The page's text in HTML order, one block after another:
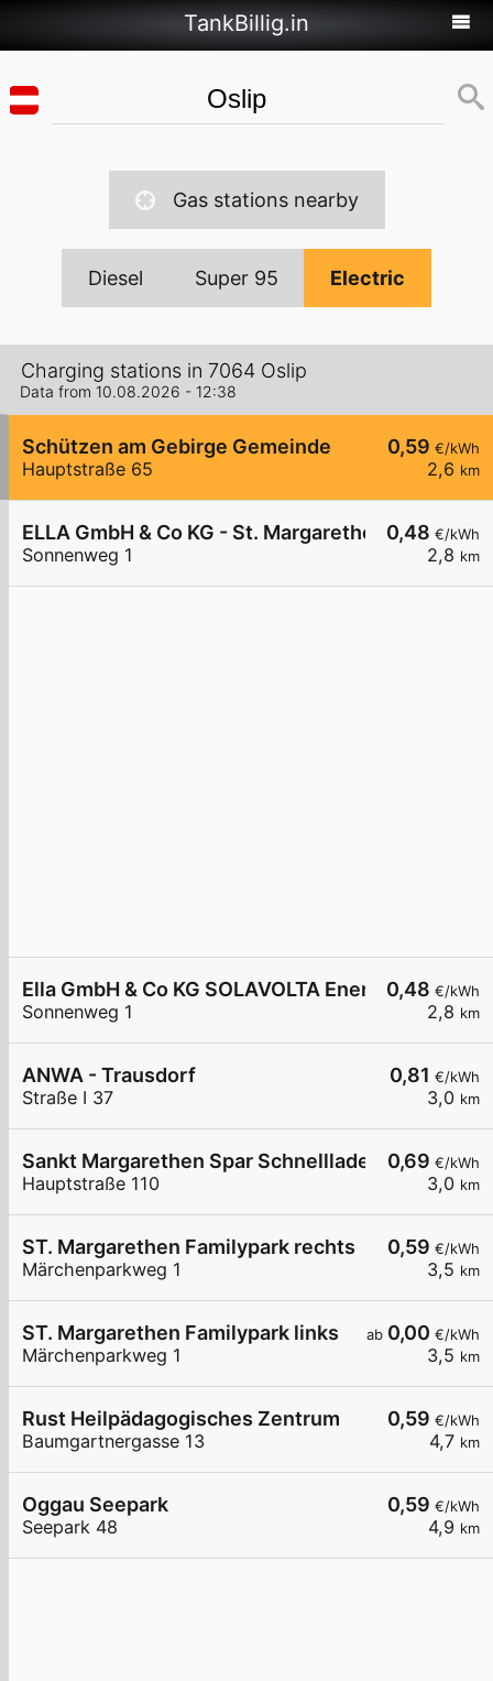
TankBillig.in
Gas stations nearby
Diesel Super 95 Electric
Charging stations in 7064 Oslip
Data from 10.08.2026 - 12:38
0,59 €/kWh
2,6 km
Schützen am Gebirge Gemeinde
Hauptstraße 65
0,48 €/kWh
2,8 km
ELLA GmbH & Co KG - St. Margarethen - Solavolta
Sonnenweg 1
0,48 €/kWh
2,8 km
Ella GmbH & Co KG SOLAVOLTA Energie- und
Sonnenweg 1
0,81 €/kWh
3,0 km
ANWA - Trausdorf
Straße I 37
0,69 €/kWh
3,0 km
Sankt Margarethen Spar Schnelllader DC150
Hauptstraße 110
0,59 €/kWh
3,5 km
ST. Margarethen Familypark rechts
Märchenparkweg 1
ab 0,00 €/kWh
3,5 km
ST. Margarethen Familypark links
Märchenparkweg 1
0,59 €/kWh
4,7 km
Rust Heilpädagogisches Zentrum
Baumgartnergasse 13
0,59 €/kWh
4,9 km
Oggau Seepark
Seepark 48